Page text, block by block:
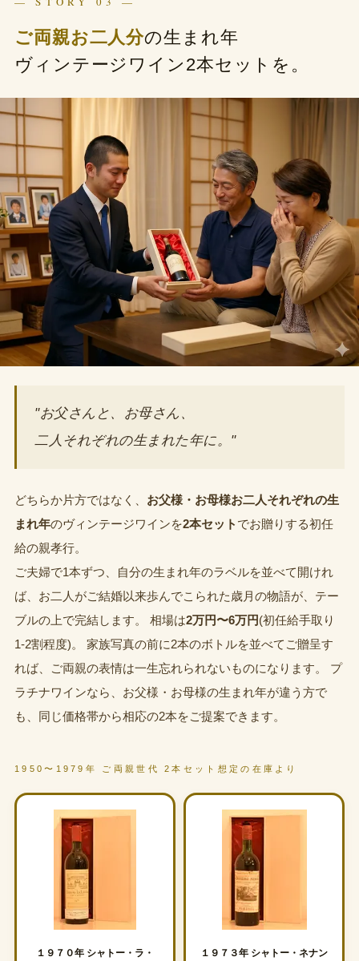
ご両親お二人分の生まれ年
ヴィンテージワイン2本セットを。
"お父さんと、お母さん、
二人それぞれの生まれた年に。"
どちらか片方ではなく、 お父様・お母様お二人それぞれの生
まれ年のヴィンテージワインを2本セット でお贈りする初任
給の親孝行。
ご夫婦で1本ずつ、自分の生まれ年のラベルを並べて開けれ
ば、お二人がご結婚以来歩んでこられた歳月の物語が、テー
ブルの上で完結します。 相場は2万円〜6万円(初任給手取り
1-2割程度)。 家族写真の前に2本のボトルを並べてご贈呈す
れば、ご両親の表情は一生忘れられないものになります。 プ
ラチナワインなら、お父様・お母様の生まれ年が違う方で
も、同じ価格帯から相応の2本をご提案できます。
1950〜1979年 ご両親世代 2本セット想定の在庫より
１９７０年 シャトー・ラ・
１９７３年 シャトー・ネナン